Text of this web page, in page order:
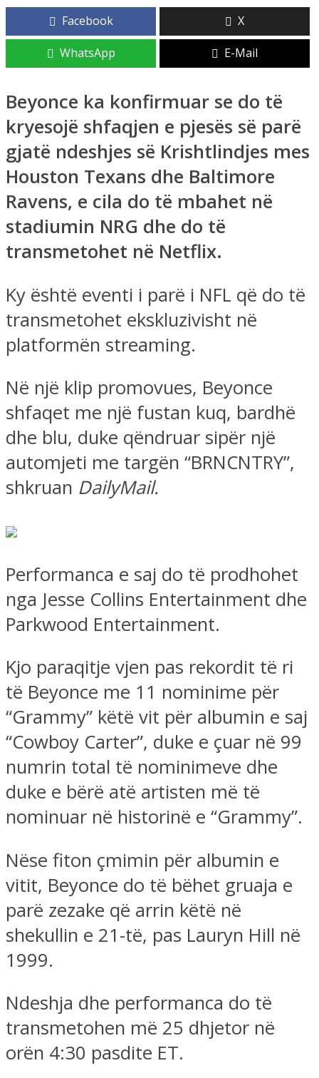
Facebook X
WhatsApp E-Mail
Beyonce ka konfirmuar se do të
kryesojë shfaqjen e pjesës së parë
gjatë ndeshjes së Krishtlindjes mes
Houston Texans dhe Baltimore
Ravens, e cila do të mbahet në
stadiumin NRG dhe do të
transmetohet në Netflix.
Ky është eventi i parë i NFL që do të
transmetohet ekskluzivisht në
platformën streaming.
Në një klip promovues, Beyonce
shfaqet me një fustan kuq, bardhë
dhe blu, duke qëndruar sipër një
automjeti me targën “BRNCNTRY”,
shkruan DailyMail.
Performanca e saj do të prodhohet
nga Jesse Collins Entertainment dhe
Parkwood Entertainment.
Kjo paraqitje vjen pas rekordit të ri
të Beyonce me 11 nominime për
“Grammy” këtë vit për albumin e saj
“Cowboy Carter”, duke e çuar në 99
numrin total të nominimeve dhe
duke e bërë atë artisten më të
nominuar në historinë e “Grammy”.
Nëse fiton çmimin për albumin e
vitit, Beyonce do të bëhet gruaja e
parë zezake që arrin këtë në
shekullin e 21-të, pas Lauryn Hill në
1999.
Ndeshja dhe performanca do të
transmetohen më 25 dhjetor në
orën 4:30 pasdite ET.